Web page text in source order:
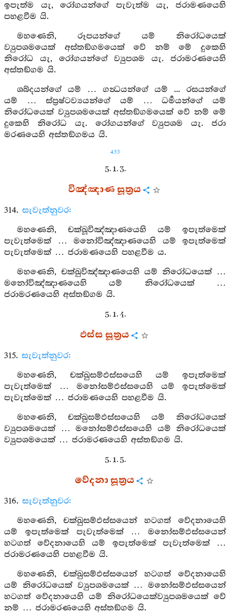
ඉපැත්ම යැ, රෝගයන්ගේ පැවැත්ම යැ, ජරාමණයෙහි
පහළවීම යි.
මහණෙනි, රූපයන්ගේ යම් නිරෝධයෙක්
ව්‍යුපශමයෙක් අස්තඞ්ගමයෙක් වේ නම් මේ දුකෙහි
නිරෝධ යැ, රෝගයන්ගේ ව්‍යුපශම යැ. ජරාමරණයෙහි
අස්තඞ්ගම යි.
ශබ්දයන්ගේ යම් … ගන්‍ධයන්ගේ යම් ... රසයන්ගේ
යම් … ස්ප්‍රෂ්ටව්‍යයන්ගේ යම් … ධර්‍මයන්ගේ යම්
නිරෝධයෙක් ව්‍යුපශමයෙක් අස්තඞ්ගමයෙක් වේ නම් මේ
දුකෙහි නිරෝධ යැ. රෝගයන්ගේ ව්‍යුපශම යැ. ජරා
මරණයෙහි අස්තඞ්ගමය යි.
453
5. 1. 3.
විඤ්ඤාණ සූත්‍රය
314. සැවැත්නුවර:
මහණෙනි, චක්ඛූවිඤ්ඤාණයෙහි යම් ඉපැත්මෙක්
පැවැත්මෙක් … මනෝවිඤ්ඤාණයෙහි යම් ඉපැත්මෙක්
පැවැත්මෙක් … ජරාමණයෙහි පහළවීම ය.
මහණෙනි, චක්ඛුවිඤ්ඤාණයෙහි යම් නිරෝධයෙක් …
මනෝවිඤ්ඤාණයෙහි යම් නිරෝධයෙක් …
ජරාමරණයෙහි අස්තඞ්ගම යි.
5. 1. 4.
ඵස්ස සූත්‍රය
315. සැවැත්නුවර:
මහණෙනි, චක්ඛුසම්ඵස්සයෙහි යම් ඉපැත්මෙක්
පැවැත්මෙක් … මනෝසම්ඵස්සයෙහි යම් ඉපැත්මෙක්
පැවැත්මෙක් … ජරාමණයෙහි පහළවීම යි.
මහණෙනි, චක්ඛුසම්ඵස්සයෙහි යම් නිරෝධයෙක්
ව්‍යුපශමයෙක් … මනෝසම්ඵස්සයෙහි යම් නිරෝධයෙක්
ව්‍යුපශමයෙක් … ජරාමරණයෙහි අස්තඞ්ගම යි.
5. 1. 5.
වේදනා සූත්‍රය
316. සැවැත්නුවර:
මහණෙනි, චක්ඛුසම්ඵස්සයෙන් හටගත් වේදනායෙහි
යම් ඉපැත්මෙක් පැවැත්මෙක් … මනෝසම්ඵස්සයෙන්
හටගත් වේදනායෙහි යම් ඉපැත්මෙක් පැවැත්මෙක් …
ජරාමරණයෙහි පහළවීම යි.
මහණෙනි, චක්ඛුසම්ඵස්සයෙන් හටගත් වේදනායෙහි
යම් නිරෝධයෙක් ව්‍යුපශමයෙක් … මනෝසම්ඵස්සයෙන්
හටගත් වේදනායෙහි යම් නිරෝධයෙක්ව්‍යුපශමයෙක් වේ
නම් … ජරාමරණයෙහි අස්තඞ්ගම යි.